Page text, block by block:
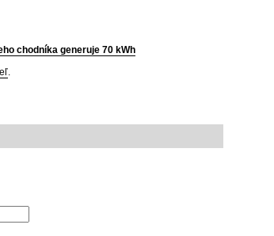
chodníka generuje 70 kWh
.